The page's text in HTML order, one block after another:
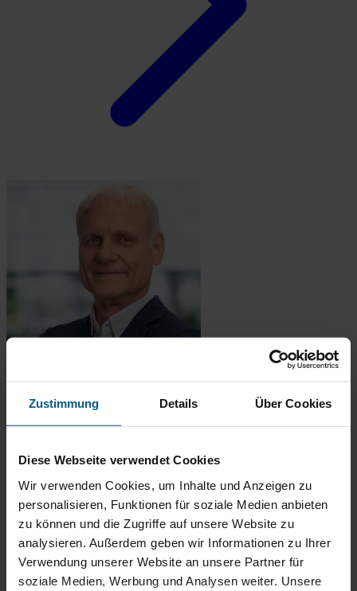
Zustimmung Details Über Cookies
Diese Webseite verwendet Cookies
Wir verwenden Cookies, um Inhalte und Anzeigen zu
personalisieren, Funktionen für soziale Medien anbieten
zu können und die Zugriffe auf unsere Website zu
analysieren. Außerdem geben wir Informationen zu Ihrer
Verwendung unserer Website an unsere Partner für
soziale Medien, Werbung und Analysen weiter. Unsere
Volker Link
Geschäftsleitung Gesamt
Tel.: 06432-9191 818v.link@autobach.de